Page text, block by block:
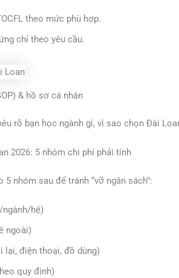
theo mức phù hợp.
chỉ theo yêu cầu.
& hồ sơ cá nhân
rõ bạn học ngành gì, vì sao chọn Đài
2026: 5 nhóm chi phí phải tính
5 nhóm sau để tránh “vỡ ngân sách”:
hệ)
ngoài)
lại, điện thoại, đồ dùng)
quy định)